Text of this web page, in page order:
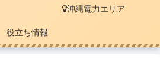
沖縄電力エリア
役立ち情報